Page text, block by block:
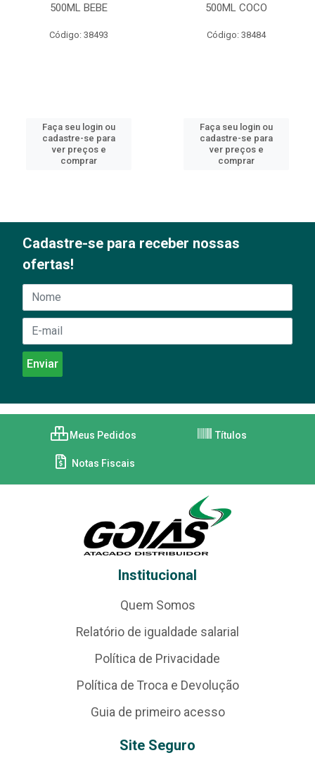
500ML BEBE
Código: 38493
Faça seu login ou
cadastre-se para
ver preços e
comprar
500ML COCO
Código: 38484
Faça seu login ou
cadastre-se para
ver preços e
comprar
Cadastre-se para receber nossas
ofertas!
Meus Pedidos Títulos
Notas Fiscais
Institucional
Quem Somos
Relatório de igualdade salarial
Política de Privacidade
Política de Troca e Devolução
Guia de primeiro acesso
Site Seguro